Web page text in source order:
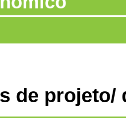
de projeto/